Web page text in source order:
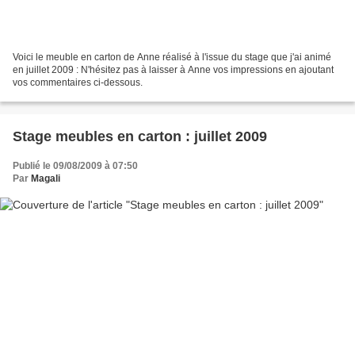
Voici le meuble en carton de Anne réalisé à l'issue du stage que j'ai animé
en juillet 2009 : N'hésitez pas à laisser à Anne vos impressions en ajoutant
vos commentaires ci-dessous.
Stage meubles en carton : juillet 2009
Publié le 09/08/2009 à 07:50
Par Magali